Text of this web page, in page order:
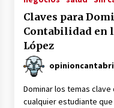
1
Claves para
Contabilidad en
López
Dominar los temas
cualquier estudiante